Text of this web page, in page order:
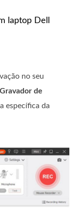
laptop Dell
no seu
Gravador de
específica da